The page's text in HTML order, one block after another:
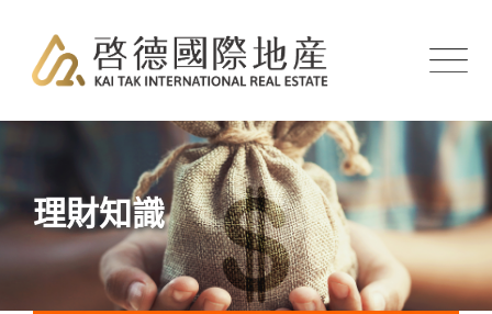
content
理財知識